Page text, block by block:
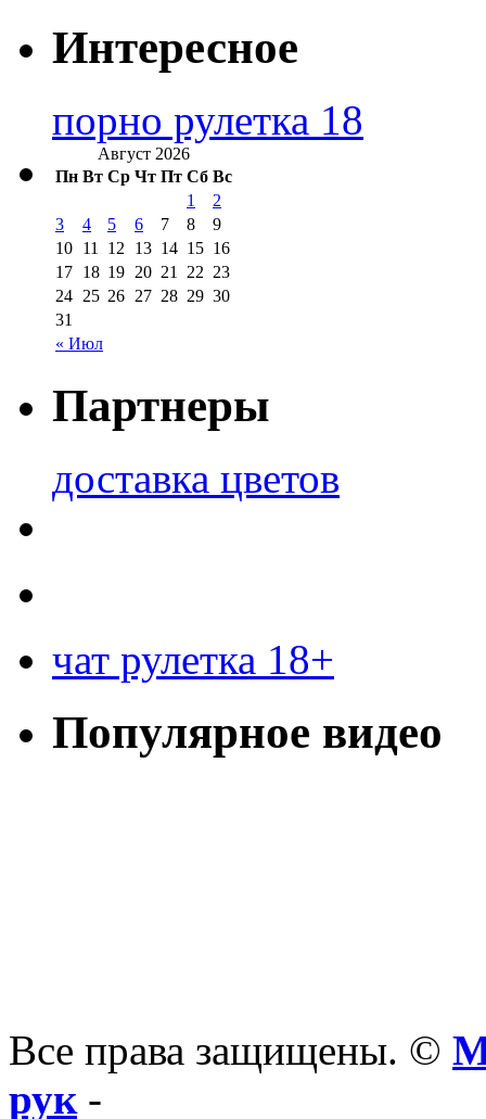
Интересное
порно рулетка 18
Август 2026
Пн Вт Ср Чт Пт Сб Вс
« Июл
1
2
3
4 5 6 7 8
9
10 11 12 13 14 15 16
17 18 19 20 21 22 23
24 25 26 27 28 29 30
31
Партнеры
доставка цветов
чат рулетка 18+
Популярное видео
Все права защищены. ©
рук-